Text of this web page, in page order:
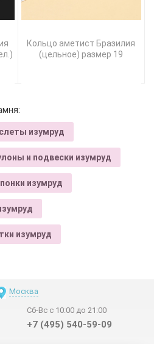
Кольцо аметист Бразилия
(цельное) размер 19
изумруд
и подвески изумруд
изумруд
изумруд
Москва
Сб-Вс с 10:00 до 21:00
+7 (495) 540-59-09